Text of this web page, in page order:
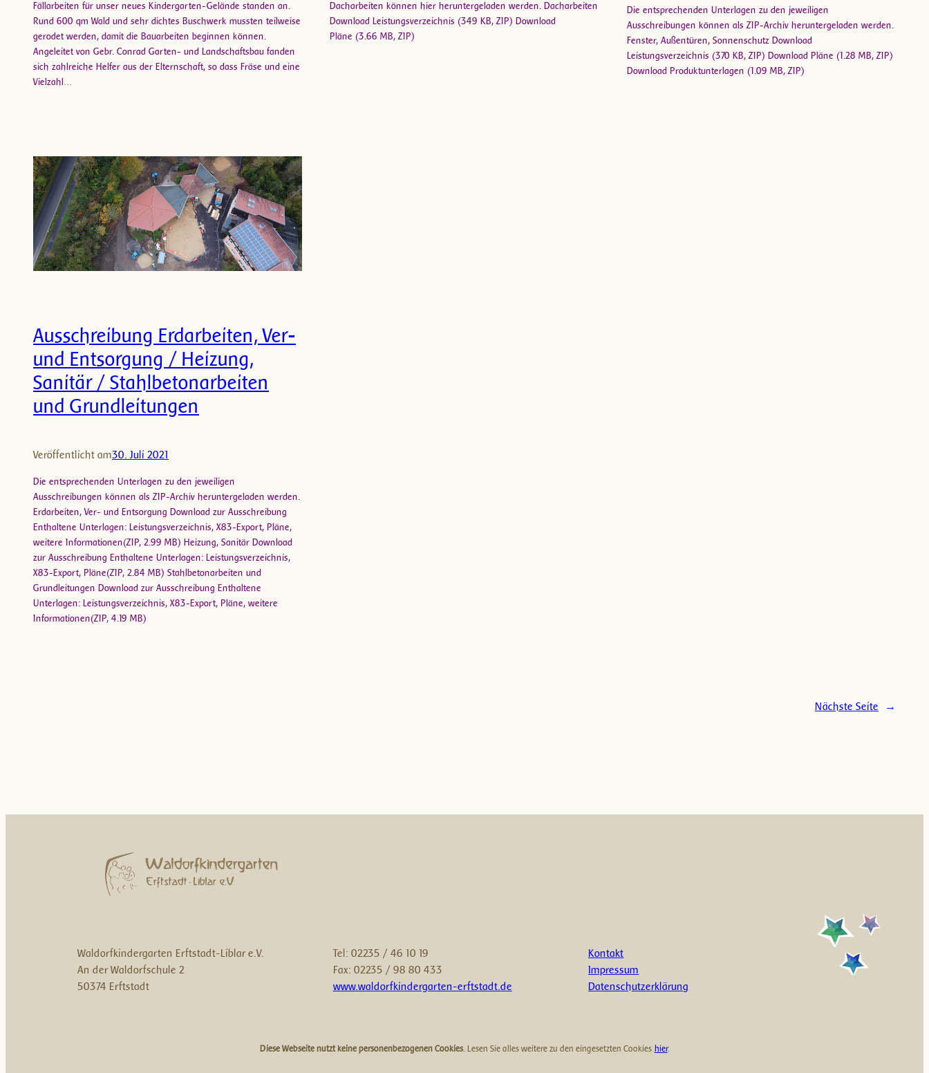
Fällarbeiten für unser neues Kindergarten-Gelände standen an.
Rund 600 qm Wald und sehr dichtes Buschwerk mussten teilweise
gerodet werden, damit die Bauarbeiten beginnen können.
Angeleitet von Gebr. Conrad Garten- und Landschaftsbau fanden
sich zahlreiche Helfer aus der Elternschaft, so dass Fräse und eine
Vielzahl…
Dacharbeiten können hier heruntergeladen werden. Dacharbeiten
Download Leistungsverzeichnis (349 KB, ZIP) Download
Pläne (3.66 MB, ZIP)
Die entsprechenden Unterlagen zu den jeweiligen
Ausschreibungen können als ZIP-Archiv heruntergeladen werden.
Fenster, Außentüren, Sonnenschutz Download
Leistungsverzeichnis (370 KB, ZIP) Download Pläne (1.28 MB, ZIP)
Download Produktunterlagen (1.09 MB, ZIP)
Ausschreibung Erdarbeiten, Ver-
und Entsorgung / Heizung,
Sanitär / Stahlbetonarbeiten
und Grundleitungen
Veröffentlicht am30. Juli 2021
Die entsprechenden Unterlagen zu den jeweiligen
Ausschreibungen können als ZIP-Archiv heruntergeladen werden.
Erdarbeiten, Ver- und Entsorgung Download zur Ausschreibung
Enthaltene Unterlagen: Leistungsverzeichnis, X83-Export, Pläne,
weitere Informationen(ZIP, 2.99 MB) Heizung, Sanitär Download
zur Ausschreibung Enthaltene Unterlagen: Leistungsverzeichnis,
X83-Export, Pläne(ZIP, 2.84 MB) Stahlbetonarbeiten und
Grundleitungen Download zur Ausschreibung Enthaltene
Unterlagen: Leistungsverzeichnis, X83-Export, Pläne, weitere
Informationen(ZIP, 4.19 MB)
Nächste Seite →
Waldorfkindergarten Erftstadt-Liblar e.V.
An der Waldorfschule 2
50374 Erftstadt
Tel: 02235 / 46 10 19
Fax: 02235 / 98 80 433
www.waldorfkindergarten-erftstadt.de
Kontakt
Impressum
Datenschutzerklärung
Diese Webseite nutzt keine personenbezogenen Cookies. Lesen Sie alles weitere zu den eingesetzten Cookies hier.